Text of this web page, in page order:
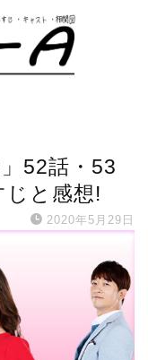
52話・53
と感想!
2020年5月29日